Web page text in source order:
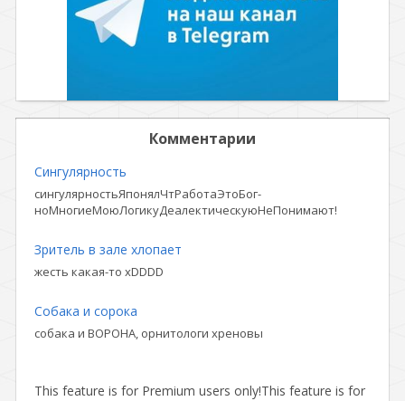
Комментарии
Сингулярность
сингулярностьЯпонялЧтРаботаЭтоБог-
ноМногиеМоюЛогикуДеалектическуюНеПонимают!
Зритель в зале хлопает
жесть какая-то xDDDD
Собака и сорока
собака и ВОРОНА, орнитологи хреновы
This feature is for Premium users only!This feature is for